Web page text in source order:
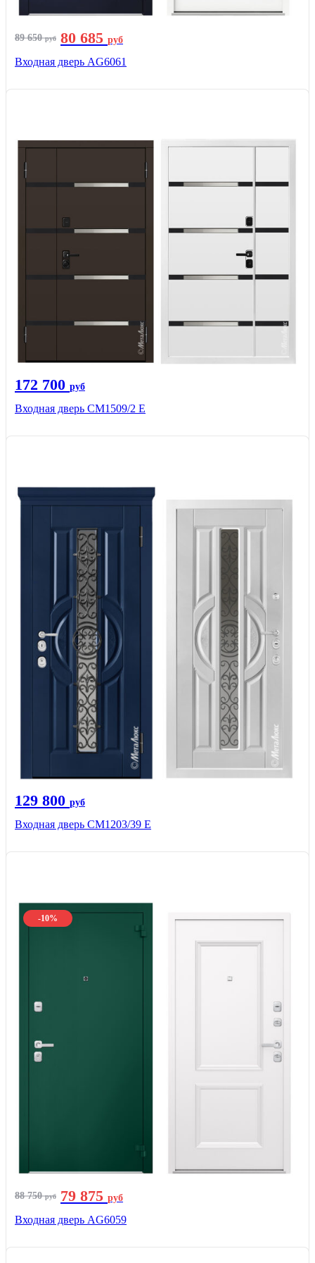
89 650руб 80 685 руб
Входная дверь AG6061
172 700 руб
Входная дверь CМ1509/2 Е
129 800 руб
Входная дверь СМ1203/39 E
-10%
88 750руб 79 875 руб
Входная дверь AG6059